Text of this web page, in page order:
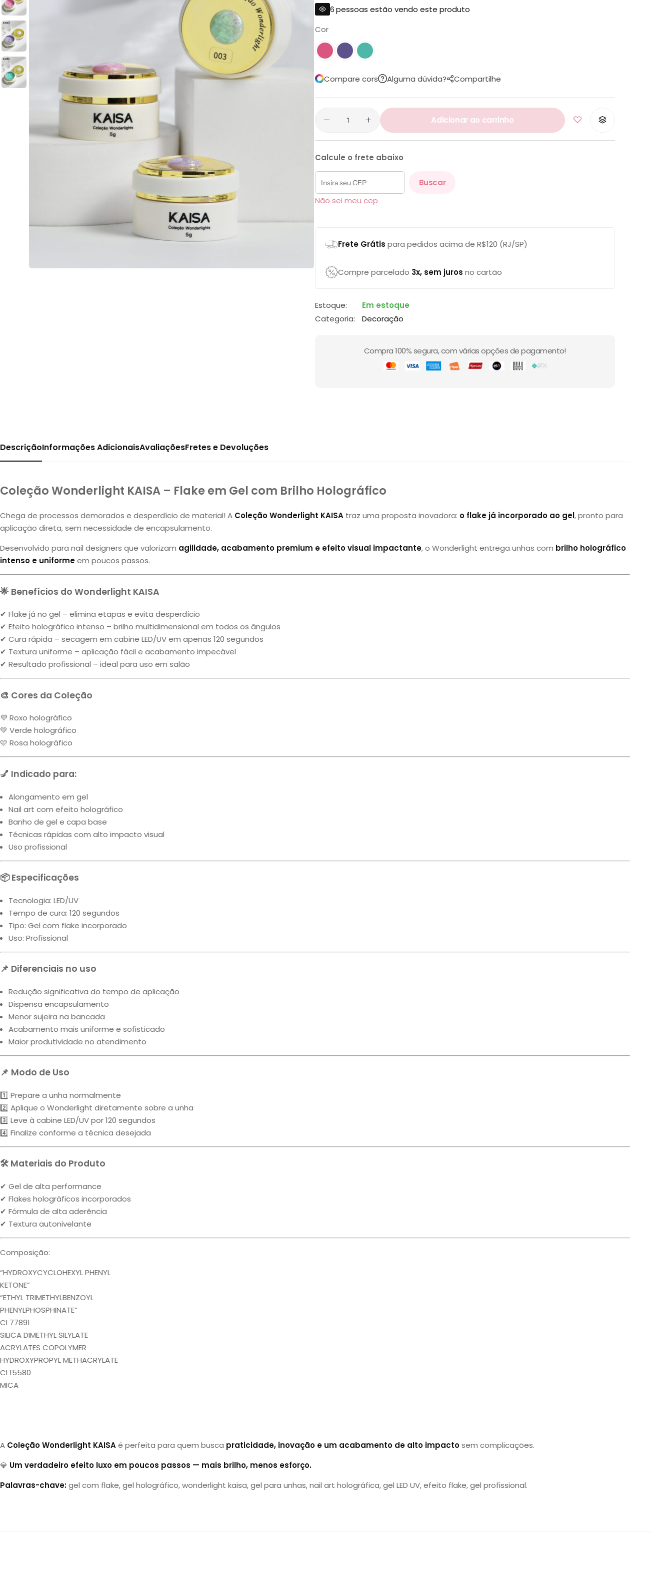
6pessoas estão vendo este produto
Cor
Compare cors Alguma dúvida? Compartilhe
Adicionar ao carrinho
Calcule o frete abaixo
Buscar
Não sei meu cep
Frete Grátis para pedidos acima de R$120 (RJ/SP)
Compre parcelado 3x, sem juros no cartão
Estoque:
Em estoque
Categoria:
Decoração
Compra 100% segura, com várias opções de pagamento!
DescriçãoInformações AdicionaisAvaliaçõesFretes e Devoluções
Coleção Wonderlight KAISA – Flake em Gel com Brilho Holográfico
Chega de processos demorados e desperdício de material! A Coleção Wonderlight KAISA traz uma proposta inovadora: o flake já incorporado ao gel, pronto para
aplicação direta, sem necessidade de encapsulamento.
Desenvolvido para nail designers que valorizam agilidade, acabamento premium e efeito visual impactante, o Wonderlight entrega unhas com brilho holográfico
intenso e uniformeem poucos passos.
🌟 Benefícios do Wonderlight KAISA
✔ Flake já no gel – elimina etapas e evita desperdício
✔ Efeito holográfico intenso – brilho multidimensional em todos os ângulos
✔ Cura rápida – secagem em cabine LED/UV em apenas 120 segundos
✔ Textura uniforme – aplicação fácil e acabamento impecável
✔ Resultado profissional – ideal para uso em salão
🎨 Cores da Coleção
💜 Roxo holográfico
💚 Verde holográfico
🩷 Rosa holográfico
💅 Indicado para:
Alongamento em gel
Nail art com efeito holográfico
Banho de gel e capa base
Técnicas rápidas com alto impacto visual
Uso profissional
📦 Especificações
Tecnologia: LED/UV
Tempo de cura: 120 segundos
Tipo: Gel com flake incorporado
Uso: Profissional
📌 Diferenciais no uso
Redução significativa do tempo de aplicação
Dispensa encapsulamento
Menor sujeira na bancada
Acabamento mais uniforme e sofisticado
Maior produtividade no atendimento
📌 Modo de Uso
1️⃣ Prepare a unha normalmente
2️⃣ Aplique o Wonderlight diretamente sobre a unha
3️⃣ Leve à cabine LED/UV por 120 segundos
4️⃣ Finalize conforme a técnica desejada
🛠 Materiais do Produto
✔ Gel de alta performance
✔ Flakes holográficos incorporados
✔ Fórmula de alta aderência
✔ Textura autonivelante
Composição:
“HYDROXYCYCLOHEXYL PHENYL
KETONE”
“ETHYL TRIMETHYLBENZOYL
PHENYLPHOSPHINATE”
CI 77891
SILICA DIMETHYL SILYLATE
ACRYLATES COPOLYMER
HYDROXYPROPYL METHACRYLATE
CI 15580
MICA
A Coleção Wonderlight KAISAé perfeita para quem busca praticidade, inovação e um acabamento de alto impactosem complicações.
💎 Um verdadeiro efeito luxo em poucos passos — mais brilho, menos esforço.
Palavras-chave:gel com flake, gel holográfico, wonderlight kaisa, gel para unhas, nail art holográfica, gel LED UV, efeito flake, gel profissional.